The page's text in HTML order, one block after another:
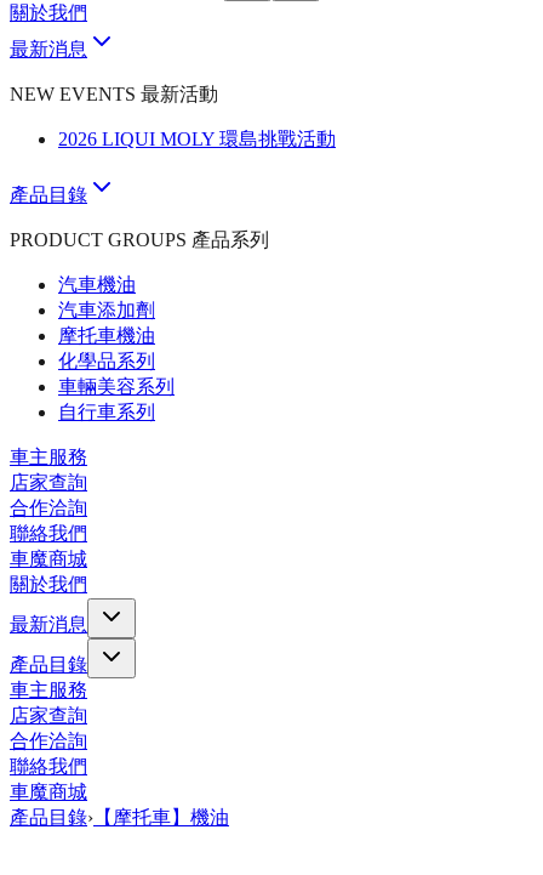
關於我們
最新消息
NEW EVENTS 最新活動
2026 LIQUI MOLY 環島挑戰活動
產品目錄
PRODUCT GROUPS 產品系列
汽車機油
汽車添加劑
摩托車機油
化學品系列
車輛美容系列
自行車系列
車主服務
店家查詢
合作洽詢
聯絡我們
車魔商城
關於我們
最新消息
產品目錄
車主服務
店家查詢
合作洽詢
聯絡我們
車魔商城
產品目錄› 【摩托車】機油